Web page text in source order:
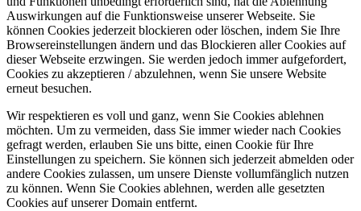
Auswirkungen auf die Funktionsweise unserer Webseite. Sie
können Cookies jederzeit blockieren oder löschen, indem Sie Ihre
Browsereinstellungen ändern und das Blockieren aller Cookies auf
dieser Webseite erzwingen. Sie werden jedoch immer aufgefordert,
Cookies zu akzeptieren / abzulehnen, wenn Sie unsere Website
erneut besuchen.
Wir respektieren es voll und ganz, wenn Sie Cookies ablehnen
möchten. Um zu vermeiden, dass Sie immer wieder nach Cookies
gefragt werden, erlauben Sie uns bitte, einen Cookie für Ihre
Einstellungen zu speichern. Sie können sich jederzeit abmelden oder
andere Cookies zulassen, um unsere Dienste vollumfänglich nutzen
zu können. Wenn Sie Cookies ablehnen, werden alle gesetzten
Cookies auf unserer Domain entfernt.